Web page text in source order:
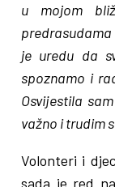
u mojom
je uredu da
spoznamo i
Osvijestila
važno i trudim
Volonteri i
sada je red